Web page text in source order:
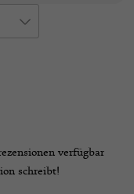
verfügbar
schreibt!